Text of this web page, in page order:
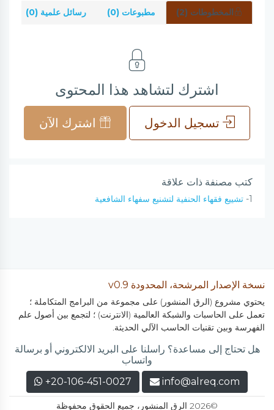
المخطوطات (2) مطبوعات (0) رسائل علمية (0)
اشترك لتشاهد هذا المحتوى
تسجيل الدخول اشترك الآن
كتب مصنفة ذات علاقة
1- تشييع فقهاء الحنفية لتشنيع سفهاء الشافعية
نسخة الإصدار المرشحة، المحدودة v0.9
يحتوي مشروع (الرق المنشور) على مجموعة من البرامج المتكاملة ؛
تعمل على الحاسبات والشبكة العالمية (الانترنت) ؛ لتجمع بين أصول علم
الفهرسة وبين تقنيات الحاسب الآلي الحديثة.
هل تحتاج إلى مساعدة؟ راسلنا على البريد الالكتروني أو برسالة
واتساب
info@alreq.com
+20-106-451-0027
©2026 الرق المنشور، جميع الحقوق محفوظة